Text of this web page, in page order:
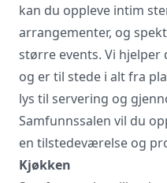
kan du oppleve intim
arrangementer, og
større events. Vi
og er til stede i alt fra
lys til servering og
Samfunnssalen vil du
en tilstedeværelse og
Kjøkken